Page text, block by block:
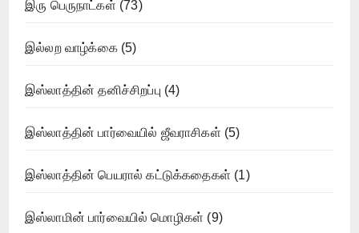
இரு பெருநாட்கள் (73)
இல்லற வாழ்க்கை(5)
இஸ்லாத்தின் தனிச்சிறப்பு (4)
இஸ்லாத்தின் பார்வையில் ஜீவராசிகள் (5)
இஸ்லாத்தின் பெயரால் கட்டுக்கதைகள் (1)
இஸ்லாமின் பார்வையில் மொழிகள் (9)